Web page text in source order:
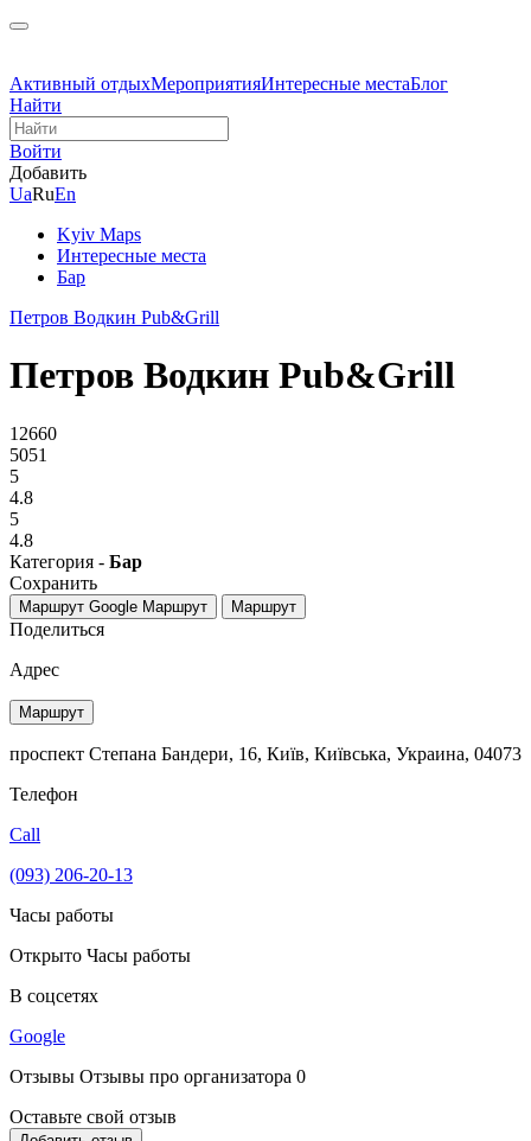
Активный отдыхМероприятияИнтересные местаБлог
Найти
Войти
Добавить
UaRuEn
Kyiv Maps
Интересные места
Бар
Петров Водкин Pub&Grill
Петров Водкин Pub&Grill
12660
5051
5
4.8
5
4.8
Категория - Бар
Сохранить
Маршрут Google Маршрут Маршрут
Поделиться
Адрес
Маршрут
проспект Степана Бандери, 16, Київ, Київська, Украина, 04073
Телефон
Call
(093) 206-20-13
Часы работы
Открыто Часы работы
В соцсетях
Google
Отзывы Отзывы про организатора 0
Оставьте свой отзыв